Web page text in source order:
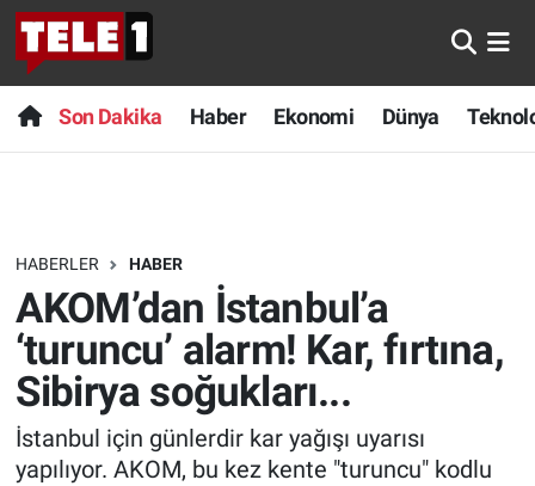
Son Dakika Haber Ekonomi Dünya
HABERLER HABER
AKOM’dan İstanbul’a
‘turuncu’ alarm! Kar, fırtına,
Sibirya soğukları...
İstanbul için günlerdir kar yağışı uyarısı
yapılıyor. AKOM, bu kez kente "turuncu" kodlu
Anında Manşet
Başka Sohbetler
Bilim turu
Bilim ve Teknoloji Evreni
Doğa Konuşuyor
Dünya
Son Dakika
Haber
Dünya
Sağlık
Nöbetçi Eczaneler
Hava Durumu
Trafik Durumu
Süper Lig Puan Durumu ve Fikstür
Tüm Manşetler
Son Dakika Haberleri